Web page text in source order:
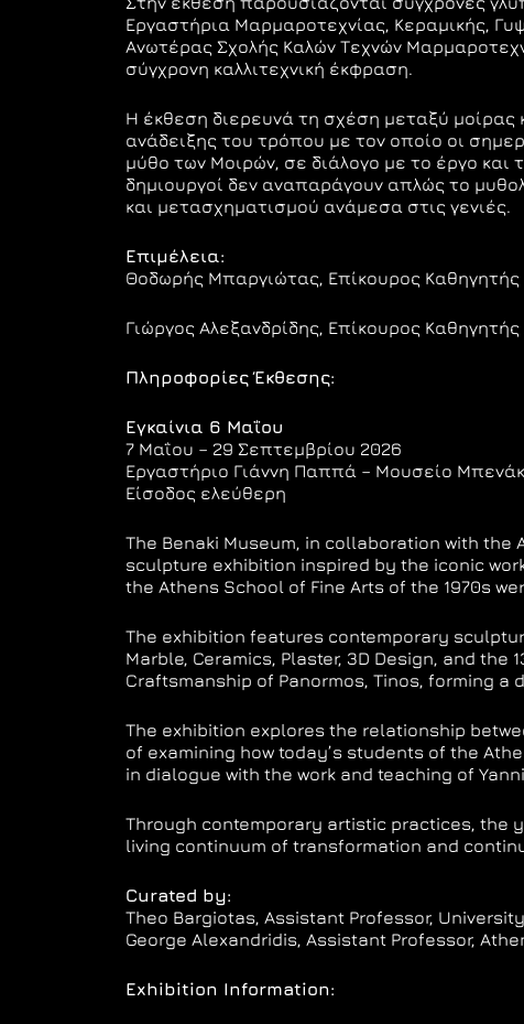
Εργαστήρια Μαρμαροτεχνίας, Κεραμικής,
Ανωτέρας Σχολής Καλών Τεχνών
σύγχρονη καλλιτεχνική έκφραση.
Η έκθεση διερευνά τη σχέση μεταξύ μοίρας
ανάδειξης του τρόπου με τον οποίο οι
μύθο των Μοιρών, σε διάλογο με το έργο και
δημιουργοί δεν αναπαράγουν απλώς το
και μετασχηματισμού ανάμεσα στις γενιές.
Επιμέλεια:
Θοδωρής Μπαργιώτας, Επίκουρος Καθηγητής
Γιώργος Αλεξανδρίδης, Επίκουρος
Πληροφορίες Έκθεσης:
Εγκαίνια 6 Μαΐου
7 Μαΐου – 29 Σεπτεμβρίου 2026
Εργαστήριο Γιάννη Παππά – Μουσείο
Είσοδος ελεύθερη
The Benaki Museum, in collaboration with
sculpture exhibition inspired by the iconic
the Athens School of Fine Arts of the 1970s
The exhibition features contemporary
Marble, Ceramics, Plaster, 3D Design, and
Craftsmanship of Panormos, Tinos, forming
The exhibition explores the relationship
of examining how today’s students of the
in dialogue with the work and teaching of
Through contemporary artistic practices, the
living continuum of transformation and
Curated by:
Theo Bargiotas, Assistant Professor,
George Alexandridis, Assistant Professor,
Exhibition Information: